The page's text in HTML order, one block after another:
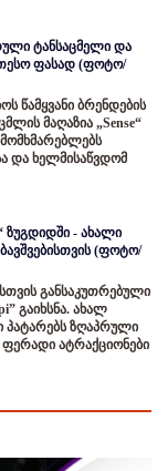
ტანსაცმელი და
ფასად (ფოტო/
წამყვანი ბრენდების
მაღაზია „Sense“
და ხელმისაწვდომ
ზუგდიდში - ახალი
(ფოტო/
განსაკუთრებული
გაიხსნა. ახალ
პატარებს ზღაპრული
ფერადი ატრაქციონები